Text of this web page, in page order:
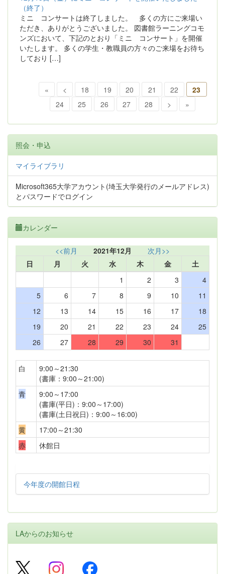
（終了）
ミニ コンサートは終了しました。 多くの方にご来場い
ただき、ありがとうございました。 図書館ラーニングコモ
ンズにおいて、下記のとおり「ミニ コンサート」を開催
いたします。 多くの学生・教職員の方々のご来場をお待ち
しており […]
« < 18 19 20 21 22
23
24
25 26 27 28 > »
照会・申込
マイライブラリ
Microsoft365大学アカウント(埼玉大学発行のメールアドレス)
とパスワードでログイン
カレンダー
<<前月 2021年12月
次月>>
日
月 火 水 木 金
土
1
2 3
4
5
6 7 8 9 10
11
12
13 14 15 16 17
18
19
20 21 22 23 24
25
26
27 28 29 30 31
白
9:00～21:30
(書庫：9:00～21:00)
青
9:00～17:00
(書庫(平日)：9:00～17:00)
(書庫(土日祝日)：9:00～16:00)
黄
17:00～21:30
赤
休館日
今年度の開館日程
LAからのお知らせ